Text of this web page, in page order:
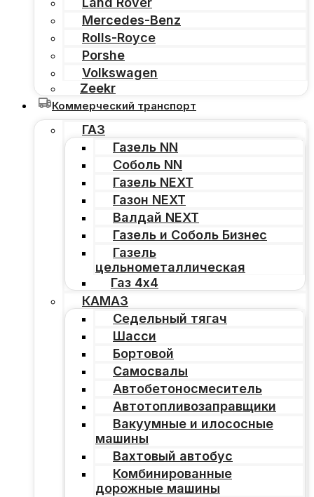
Mercedes-Benz
Rolls-Royce
Porshe
Volkswagen
Zeekr
Коммерческий транспорт
ГАЗ
Газель NN
Соболь NN
Газель NEXT
Газон NEXT
Валдай NEXT
Газель и Соболь Бизнес
Газель
цельнометаллическая
Газ 4х4
КАМАЗ
Седельный тягач
Шасси
Бортовой
Самосвалы
Автобетоносмеситель
Автотопливозаправщики
Вакуумные и илососные
машины
Вахтовый автобус
Комбинированные
дорожные машины